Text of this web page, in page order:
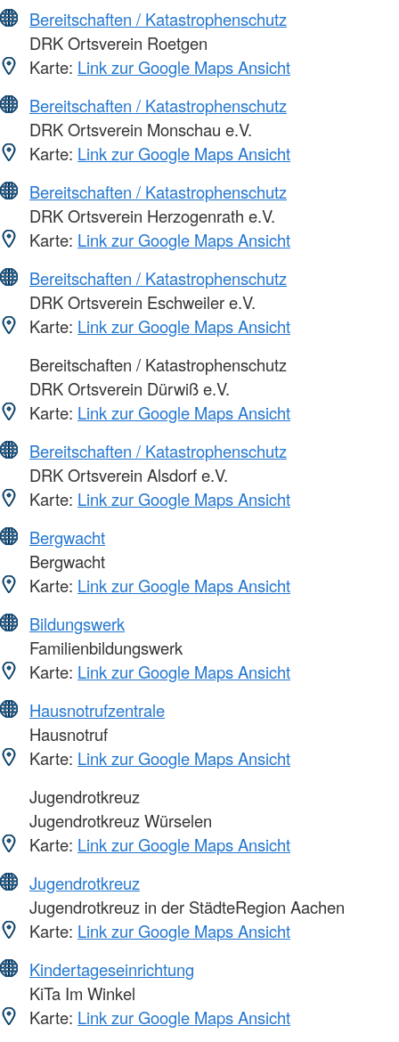
Bereitschaften / Katastrophenschutz
DRK Ortsverein Roetgen
Karte: Link zur Google Maps Ansicht
Bereitschaften / Katastrophenschutz
DRK Ortsverein Monschau e.V.
Karte: Link zur Google Maps Ansicht
Bereitschaften / Katastrophenschutz
DRK Ortsverein Herzogenrath e.V.
Karte: Link zur Google Maps Ansicht
Bereitschaften / Katastrophenschutz
DRK Ortsverein Eschweiler e.V.
Karte: Link zur Google Maps Ansicht
Bereitschaften / Katastrophenschutz
DRK Ortsverein Dürwiß e.V.
Karte: Link zur Google Maps Ansicht
Bereitschaften / Katastrophenschutz
DRK Ortsverein Alsdorf e.V.
Karte: Link zur Google Maps Ansicht
Bergwacht
Bergwacht
Karte: Link zur Google Maps Ansicht
Bildungswerk
Familienbildungswerk
Karte: Link zur Google Maps Ansicht
Hausnotrufzentrale
Hausnotruf
Karte: Link zur Google Maps Ansicht
Jugendrotkreuz
Jugendrotkreuz Würselen
Karte: Link zur Google Maps Ansicht
Jugendrotkreuz
Jugendrotkreuz in der StädteRegion Aachen
Karte: Link zur Google Maps Ansicht
Kindertageseinrichtung
KiTa Im Winkel
Karte: Link zur Google Maps Ansicht